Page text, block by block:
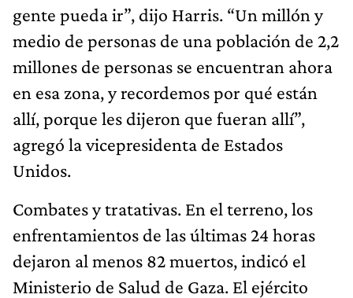
gente pueda ir”, dijo Harris. “Un millón y
medio de personas de una población de 2,2
millones de personas se encuentran ahora
en esa zona, y recordemos por qué están
allí, porque les dijeron que fueran allí”,
agregó la vicepresidenta de Estados
Unidos.
Combates y tratativas. En el terreno, los
enfrentamientos de las últimas 24 horas
dejaron al menos 82 muertos, indicó el
Ministerio de Salud de Gaza. El ejército